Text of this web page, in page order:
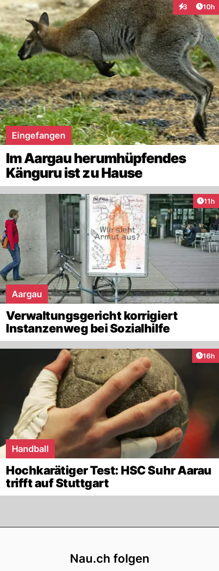
3
Interaktionen
10h
Eingefangen
Im Aargau herumhüpfendes
Känguru ist zu Hause
11h
Aargau
Verwaltungsgericht korrigiert
Instanzenweg bei Sozialhilfe
16h
Handball
Hochkarätiger Test: HSC Suhr Aarau
trifft auf Stuttgart
Nau.ch folgen